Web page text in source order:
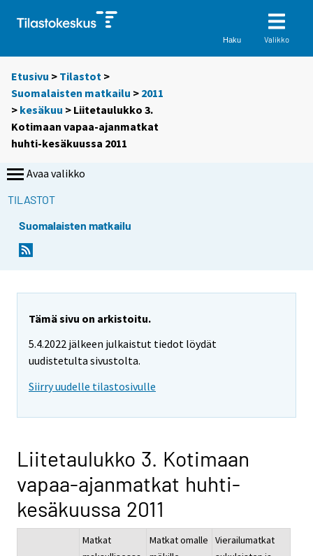
Haku Valikko
Etusivu > Tilastot >
Suomalaisten matkailu > 2011
> kesäkuu > Liitetaulukko 3.
Kotimaan vapaa-ajanmatkat
huhti-kesäkuussa 2011
Avaa valikko
TILASTOT
Suomalaisten matkailu
Tämä sivu on arkistoitu.
5.4.2022 jälkeen julkaistut tiedot löydät
uudistetulta sivustolta.
Siirry uudelle tilastosivulle
Liitetaulukko 3. Kotimaan
vapaa-ajanmatkat huhti-
kesäkuussa 2011
Matkat
Matkat omalle
Vierailumatkat